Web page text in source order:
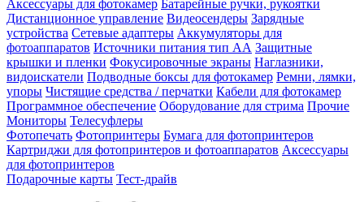
Аксессуары для фотокамер Батарейные ручки, рукоятки
Дистанционное управление Видеосендеры Зарядные
устройства Сетевые адаптеры Аккумуляторы для
фотоаппаратов Источники питания тип АА Защитные
крышки и пленки Фокусировочные экраны Наглазники,
видоискатели Подводные боксы для фотокамер Ремни, лямки,
упоры Чистящие средства / перчатки Кабели для фотокамер
Программное обеспечение Оборудование для стрима Прочие
Мониторы Телесуфлеры
Фотопечать Фотопринтеры Бумага для фотопринтеров
Картриджи для фотопринтеров и фотоаппаратов Аксессуары
для фотопринтеров
Подарочные карты Тест-драйв